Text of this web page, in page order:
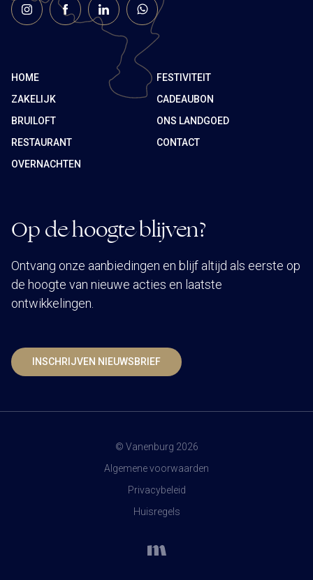
HOME
FESTIVITEIT
ZAKELIJK
CADEAUBON
BRUILOFT
ONS LANDGOED
RESTAURANT
CONTACT
OVERNACHTEN
Op de hoogte blijven?
Ontvang onze aanbiedingen en blijf altijd als eerste op
de hoogte van nieuwe acties en laatste
ontwikkelingen.
INSCHRIJVEN NIEUWSBRIEF
© Vanenburg 2026
Algemene voorwaarden
Privacybeleid
Huisregels